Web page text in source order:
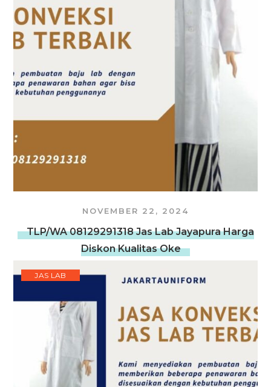
NOVEMBER 22, 2024
TLP/WA 08129291318 Jas Lab Jayapura Harga
Diskon Kualitas Oke
JAS LAB